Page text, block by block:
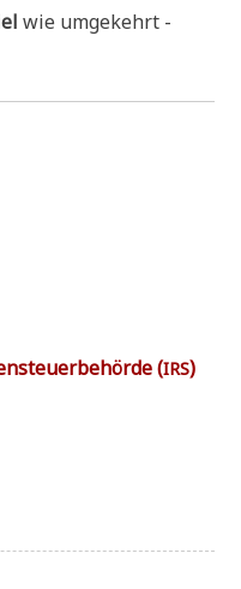
wie umge­kehrt -
(IRS)